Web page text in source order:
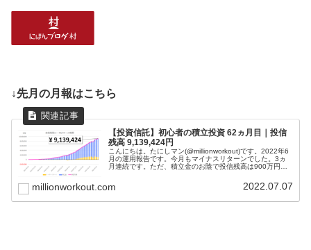
↓先月の月報はこちら
【投資信託】初心者の積立投資 62ヵ月目｜投信
残高 9,139,424円
こんにちは。たにしマン(@millionworkout)です。2022年6
月の運用報告です。今月もマイナスリターンでした。3ヵ
月連続です。ただ、積立金のお陰で投信残高は900万円を
millionworkout.com 2022.07.07